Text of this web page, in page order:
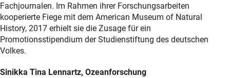
Fachjournalen. Im Rahmen ihrer Forschungsarbeiten
kooperierte Fiege mit dem American Museum of Natural
History, 2017 erhielt sie die Zusage für ein
Promotionsstipendium der Studienstiftung des deutschen
Volkes.
Sinikka Tina Lennartz, Ozeanforschung